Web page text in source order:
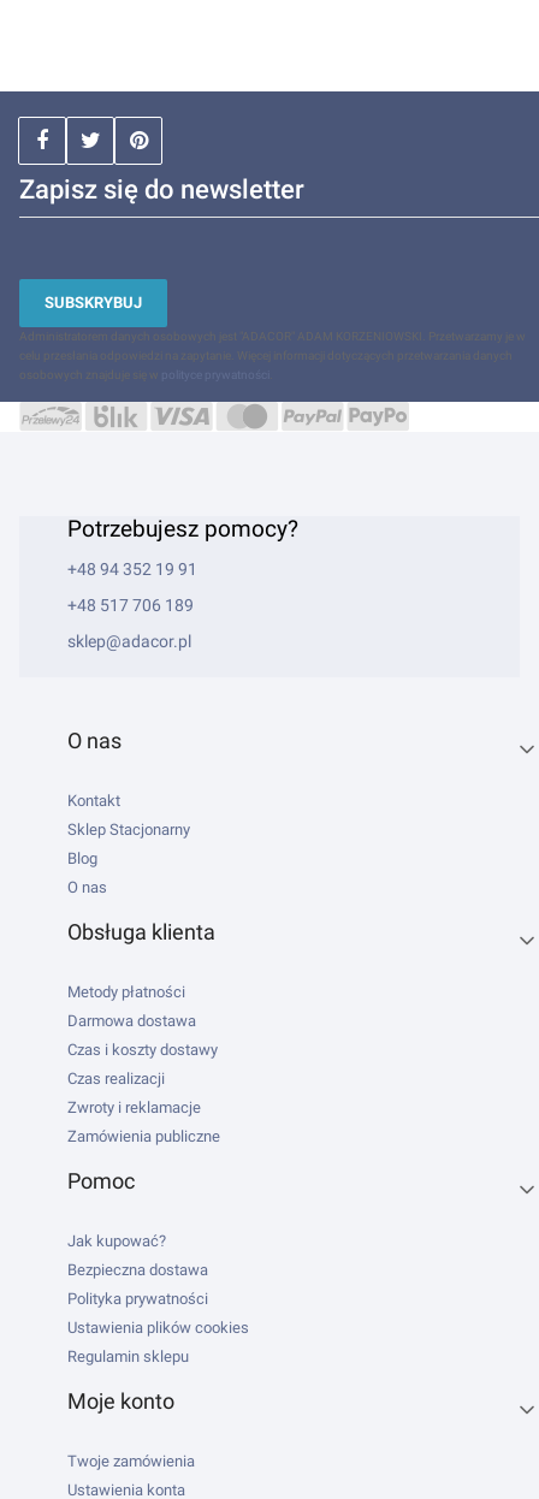
Zapisz się do newsletter
SUBSKRYBUJ
Administratorem danych osobowych jest "ADACOR" ADAM KORZENIOWSKI. Przetwarzamy je w
celu przesłania odpowiedzi na zapytanie. Więcej informacji dotyczących przetwarzania danych
osobowych znajduje się w
Potrzebujesz pomocy?
+48 94 352 19 91
+48 517 706 189
sklep@adacor.pl
Linki w stopce
O nas
Kontakt
Sklep Stacjonarny
Blog
O nas
Obsługa klienta
Metody płatności
Darmowa dostawa
Czas i koszty dostawy
Czas realizacji
Zwroty i reklamacje
Zamówienia publiczne
Pomoc
Jak kupować?
Bezpieczna dostawa
Polityka prywatności
Ustawienia plików cookies
Regulamin sklepu
Moje konto
Twoje zamówienia
Ustawienia konta